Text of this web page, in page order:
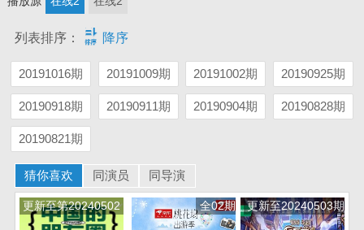
列表排序：  降序
20191016期 20191009期 20191002期 20190925期
20190918期 20190911期 20190904期 20190828期
20190821期
猜你喜欢 同演员 同导演
更新至第20240502
期
全02期 更新至20240503期